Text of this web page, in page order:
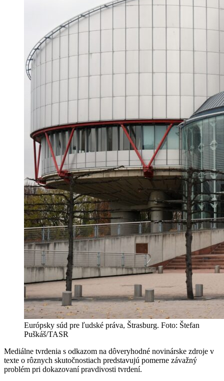
Európsky súd pre ľudské práva, Štrasburg. Foto: Štefan
Puškáš/TASR
Mediálne tvrdenia s odkazom na dôveryhodné novinárske zdroje v
texte o rôznych skutočnostiach predstavujú pomerne závažný
problém pri dokazovaní pravdivosti tvrdení.